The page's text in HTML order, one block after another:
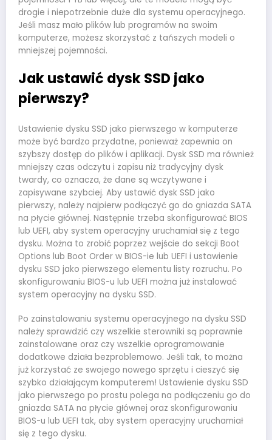
drogie i niepotrzebnie duże dla systemu operacyjnego.
Jeśli masz mało plików lub programów na swoim
komputerze, możesz skorzystać z tańszych modeli o
mniejszej pojemności.
Jak ustawić dysk SSD jako
pierwszy?
Ustawienie dysku SSD jako pierwszego w komputerze
może być bardzo przydatne, ponieważ zapewnia on
szybszy dostęp do plików i aplikacji. Dysk SSD ma również
mniejszy czas odczytu i zapisu niż tradycyjny dysk
twardy, co oznacza, że ​​dane są wczytywane i
zapisywane szybciej. Aby ustawić dysk SSD jako
pierwszy, należy najpierw podłączyć go do gniazda SATA
na płycie głównej. Następnie trzeba skonfigurować BIOS
lub UEFI, aby system operacyjny uruchamiał się z tego
dysku. Można to zrobić poprzez wejście do sekcji Boot
Options lub Boot Order w BIOS-ie lub UEFI i ustawienie
dysku SSD jako pierwszego elementu listy rozruchu. Po
skonfigurowaniu BIOS-u lub UEFI można już instalować
system operacyjny na dysku SSD.
Po zainstalowaniu systemu operacyjnego na dysku SSD
należy sprawdzić czy wszelkie sterowniki są poprawnie
zainstalowane oraz czy wszelkie oprogramowanie
dodatkowe działa bezproblemowo. Jeśli tak, to można
już korzystać ze swojego nowego sprzętu i cieszyć się
szybko działającym komputerem! Ustawienie dysku SSD
jako pierwszego po prostu polega na podłączeniu go do
gniazda SATA na płycie głównej oraz skonfigurowaniu
BIOS-u lub UEFI tak, aby system operacyjny uruchamiał
się z tego dysku.